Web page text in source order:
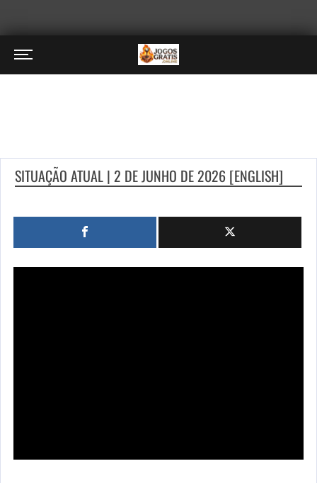
SITUAÇÃO ATUAL | 2 DE JUNHO DE 2026 [ENGLISH]